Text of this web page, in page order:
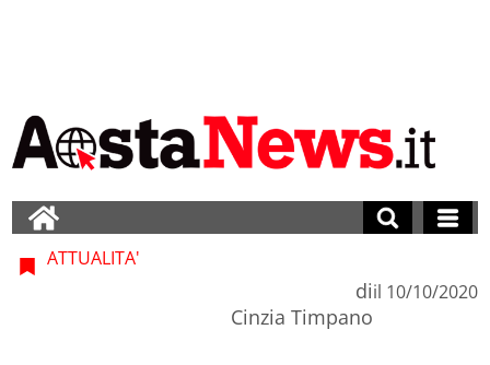
ATTUALITA'
di
Cinzia Timpano
il 10/10/2020